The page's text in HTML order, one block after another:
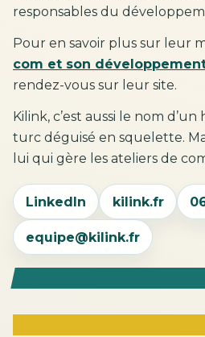
responsables du
Pour en savoir plus sur leur
com et son
rendez-vous sur leur site.
Kilink, c’est aussi le nom
turc déguisé en squelette.
lui qui gère les ateliers de
LinkedIn kilink.fr
equipe@kilink.fr